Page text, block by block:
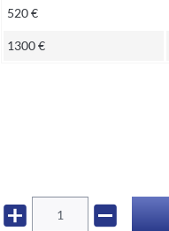
520 €
1300 €